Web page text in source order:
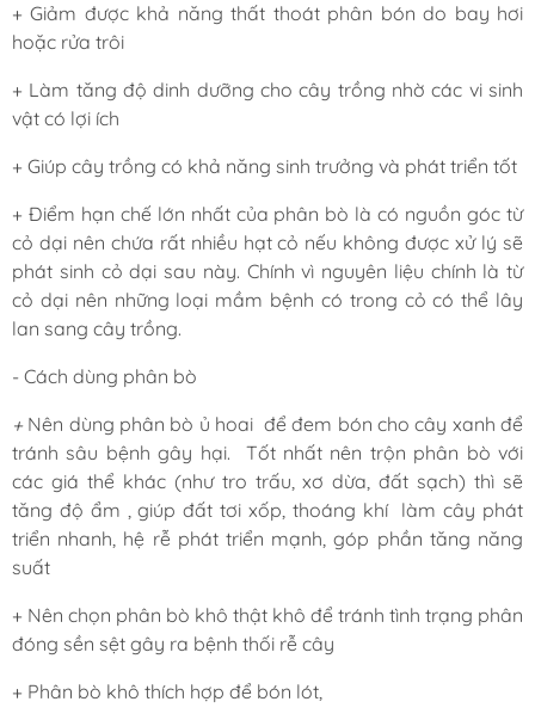
+ Giảm được khả năng thất thoát phân bón do bay hơi
hoặc rửa trôi
+ Làm tăng độ dinh dưỡng cho cây trồng nhờ các vi sinh
vật có lợi ích
+ Giúp cây trồng có khả năng sinh trưởng và phát triển tốt
+ Điểm hạn chế lớn nhất của phân bò là có nguồn góc từ
cỏ dại nên chứa rất nhiều hạt cỏ nếu không được xử lý sẽ
phát sinh cỏ dại sau này. Chính vì nguyên liệu chính là từ
cỏ dại nên những loại mầm bệnh có trong cỏ có thể lây
lan sang cây trồng.
- Cách dùng phân bò
+ Nên dùng phân bò ủ hoai để đem bón cho cây xanh để
tránh sâu bệnh gây hại. Tốt nhất nên trộn phân bò với
các giá thể khác (như tro trấu, xơ dừa, đất sạch) thì sẽ
tăng độ ẩm , giúp đất tơi xốp, thoáng khí làm cây phát
triển nhanh, hệ rễ phát triển mạnh, góp phần tăng năng
suất
+ Nên chọn phân bò khô thật khô để tránh tình trạng phân
đóng sền sệt gây ra bệnh thối rễ cây
+ Phân bò khô thích hợp để bón lót,